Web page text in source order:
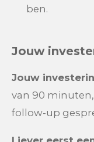
ben.
Jouw
Jouw
van 90
follow-up